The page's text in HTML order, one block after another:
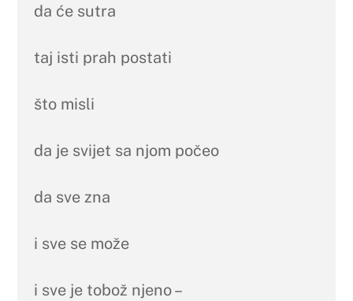
da će sutra
taj isti prah postati
što misli
da je svijet sa njom počeo
da sve zna
i sve se može
i sve je tobož njeno –